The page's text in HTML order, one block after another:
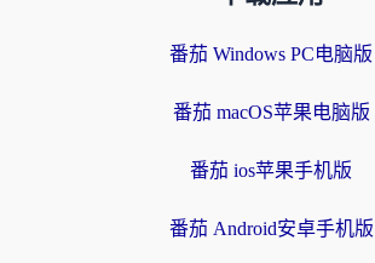
番茄 Windows PC电脑版
番茄 macOS苹果电脑版
番茄 ios苹果手机版
番茄 Android安卓手机版